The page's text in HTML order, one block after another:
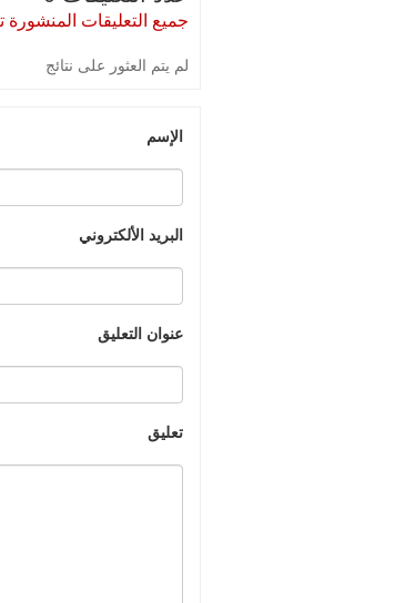
جميع التعليقات المنشورة
لم يتم العثور على نتائج
الإسم
البريد الألكتروني
عنوان التعليق
تعليق